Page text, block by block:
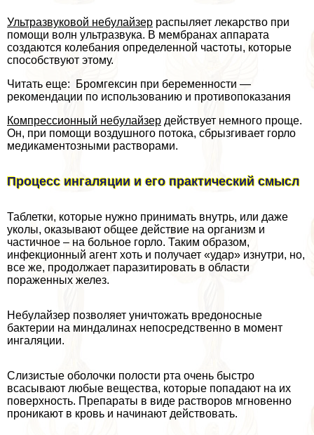
Ультразвуковой небулайзер распыляет лекарство при
помощи волн ультразвука. В мембранах аппарата
создаются колебания определенной частоты, которые
способствуют этому.
Читать еще: Бромгексин при беременности —
рекомендации по использованию и противопоказания
Компрессионный небулайзер действует немного проще.
Он, при помощи воздушного потока, сбрызгивает горло
медикаментозными растворами.
Процесс ингаляции и его пpaктический смысл
Таблетки, которые нужно принимать внутрь, или даже
уколы, оказывают общее действие на организм и
частичное – на больное горло. Таким образом,
инфекционный агент хоть и получает «удар» изнутри, но,
все же, продолжает паразитировать в области
пораженных желез.
Небулайзер позволяет уничтожать вредоносные
бактерии на миндалинах непосредственно в момент
ингаляции.
Слизистые оболочки полости рта очень быстро
всасывают любые вещества, которые попадают на их
поверхность. Препараты в виде растворов мгновенно
проникают в кровь и начинают действовать.